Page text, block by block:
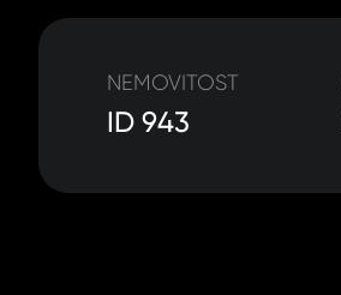
NEMOVITOST
ID 943